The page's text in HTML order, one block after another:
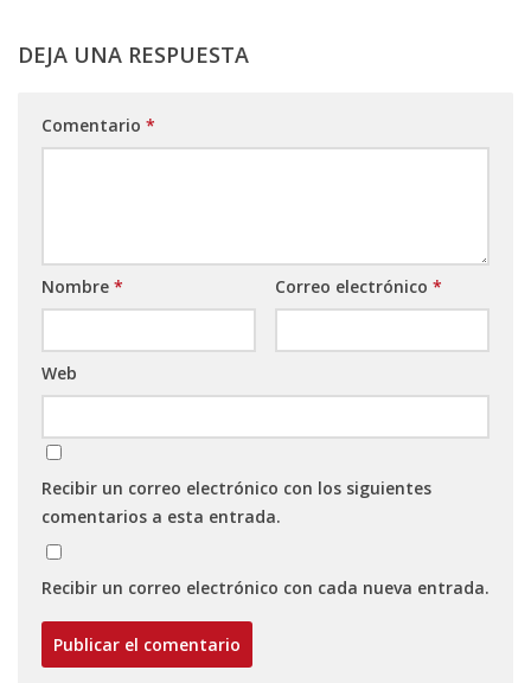
DEJA UNA RESPUESTA
Comentario *
Nombre * Correo electrónico *
Web
Recibir un correo electrónico con los siguientes
comentarios a esta entrada.
Recibir un correo electrónico con cada nueva entrada.